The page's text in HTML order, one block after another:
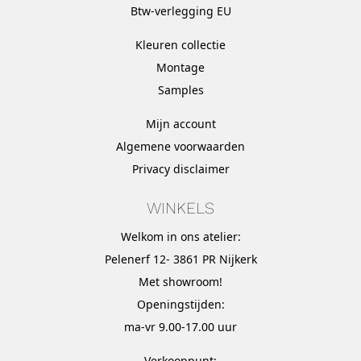
Btw-verlegging EU
Kleuren collectie
Montage
Samples
Mijn account
Algemene voorwaarden
Privacy disclaimer
WINKELS
Welkom in ons atelier:
Pelenerf 12- 3861 PR Nijkerk
Met showroom!
Openingstijden:
ma-vr 9.00-17.00 uur